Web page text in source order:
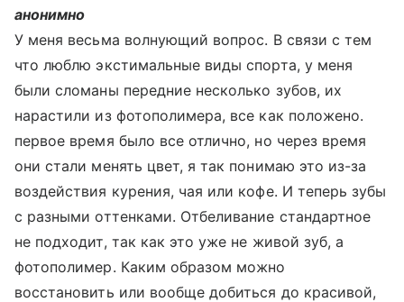
анонимно
У меня весьма волнующий вопрос. В связи с тем
что люблю экстимальные виды спорта, у меня
были сломаны передние несколько зубов, их
нарастили из фотополимера, все как положено.
первое время было все отлично, но через время
они стали менять цвет, я так понимаю это из-за
воздействия курения, чая или кофе. И теперь зубы
с разными оттенками. Отбеливание стандартное
не подходит, так как это уже не живой зуб, а
фотополимер. Каким образом можно
восстановить или вообще добиться до красивой,